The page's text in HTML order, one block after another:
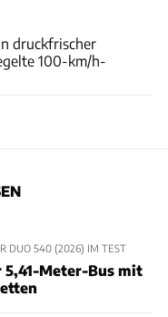
druckfrischer
100-km/h-
DUO 540 (2026) IM TEST
Meter-Bus mit